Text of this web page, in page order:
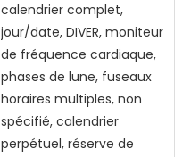
calendrier complet,
jour/date, DIVER, moniteur
de fréquence cardiaque,
phases de lune, fuseaux
horaires multiples, non
spécifié, calendrier
perpétuel, réserve de